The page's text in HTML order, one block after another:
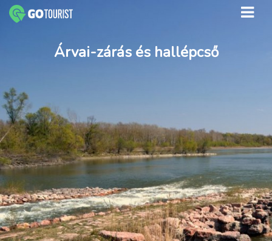
Árvai-zárás és hallépcső